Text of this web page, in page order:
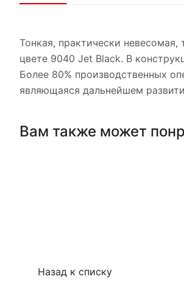
Тонкая, практически
цвете 9040 Jet Black. В
Более 80% производственных
являющаяся дальнейшем
Вам также может
Назад к списку